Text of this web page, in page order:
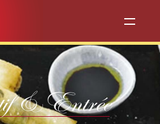
& Entrée